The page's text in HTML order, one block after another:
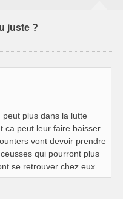
juste ?
plus dans la lutte
ca peut leur faire baisser
vont devoir prendre
qui pourront plus
se retrouver chez eux